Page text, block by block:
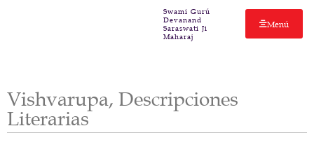
Swami Gurú
Devanand
Saraswati Ji
Maharaj
Menú
Vishvarupa, Descripciones
Literarias